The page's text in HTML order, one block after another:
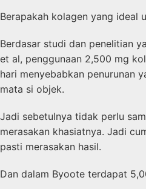
Berapakah kolagen yang ideal
Berdasar studi dan penelitian
et al, penggunaan 2,500 mg
hari menyebabkan penurunan
mata si objek.
Jadi sebetulnya tidak perlu
merasakan khasiatnya. Jadi
pasti merasakan hasil.
Dan dalam Byoote terdapat